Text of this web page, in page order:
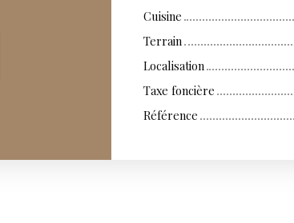
Cuisine
Terrain
Localisation
Taxe foncière
Référence